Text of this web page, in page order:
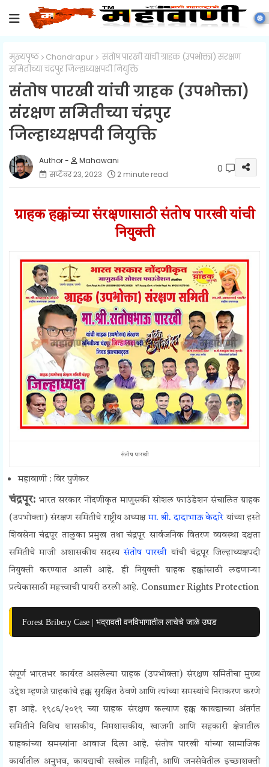
मुख्यपृष्ठ Chandrapur
संतोष पारखी यांची ग्राहक (उपभोक्ता) संरक्षण
समितीच्या चंद्रपुर जिल्हाध्यक्षपदी नियुक्ति
संतोष पारखी यांची ग्राहक (उपभोक्ता)
संरक्षण समितीच्या चंद्रपुर
जिल्हाध्यक्षपदी नियुक्ति
Mahawani
सप्टेंबर २३, २०२३
2 minute read 0
ग्राहक हक्कांच्या संरक्षणासाठी संतोष पारखी यांची
नियुक्ती
संतोष पारखी
महावाणी : विर पुणेकर
चंद्रपूर: भारत सरकार नोंदणीकृत माणुसकी सोशल फाउंडेशन संचालित ग्राहक
(उपभोक्ता) संरक्षण समितीचे राष्ट्रीय अध्यक्षमा. श्री. दादाभाऊ केदारे यांच्या हस्ते
शिवसेना चंद्रपूर तालुका प्रमुख तथा चंद्रपूर सार्वजनिक वितरण व्यवस्था दक्षता
समितीचे माजी अशासकीय सदस्यसंतोष पारखीयांची चंद्रपूर जिल्हाध्यक्षपदी
नियुक्ती करण्यात आली आहे. ही नियुक्ती ग्राहक हक्कांसाठी लढणाऱ्या
प्रत्येकासाठी महत्त्वाची पायरी ठरली आहे. Consumer Rights Protection
Forest Bribery Case | भद्रावती वनविभागातील लाचेचे जाळे उघड
संपूर्ण भारतभर कार्यरत असलेल्या ग्राहक (उपभोक्ता) संरक्षण समितीचा मुख्य
उद्देश म्हणजे ग्राहकांचे हक्क सुरक्षित ठेवणे आणि त्यांच्या समस्यांचे निराकरण करणे
हा आहे. १९८६/२०१९ च्या ग्राहक संरक्षण कल्याण हक्क कायद्याच्या अंतर्गत
समितीने विविध शासकीय, निमशासकीय, खाजगी आणि सहकारी क्षेत्रातील
ग्राहकांच्या समस्यांना आवाज दिला आहे. संतोष पारखी यांच्या सामाजिक
कार्यातील अनुभव, कायद्याची सखोल माहिती, आणि जनसेवेतील इच्छाशक्ती